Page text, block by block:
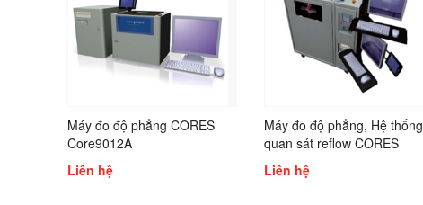
Máy đo độ phẳng CORES
Core9012A
Liên hệ
Máy đo độ phẳng, Hệ thống
quan sát reflow CORES
Core9038A
Liên hệ